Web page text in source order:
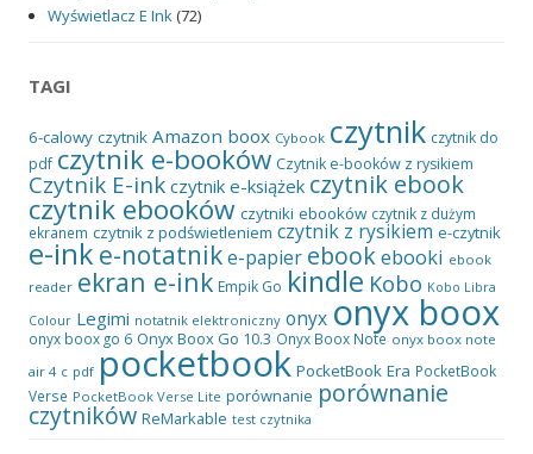
Wyświetlacz E Ink (72)
TAGI
6-calowy czytnik Amazon boox Cybook czytnik czytnik do
pdf czytnik e-booków Czytnik e-booków z rysikiem
Czytnik E-ink czytnik e-książek czytnik ebook
czytnik ebooków czytniki ebooków czytnik z dużym
ekranem czytnik z podświetleniem czytnik z rysikiem e-czytnik
e-ink e-notatnike-papier ebookebooki ebook
reader ekran e-ink Empik Go kindle Kobo Kobo Libra
Colour Legimi notatnik elektroniczny onyx onyx boox
onyx boox go 6 Onyx Boox Go 10.3 Onyx Boox Note onyx boox note
air 4 c pdf pocketbook PocketBook Era PocketBook
Verse PocketBook Verse Lite porównanie porównanie
czytników ReMarkable test czytnika